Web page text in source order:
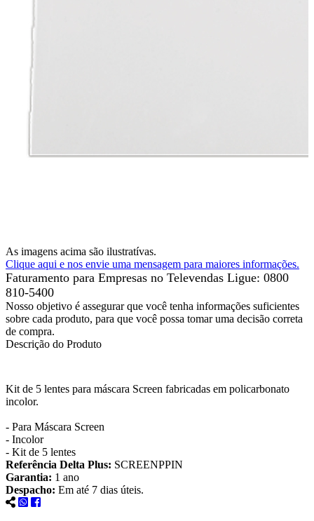
As imagens acima são ilustratívas.
Clique aqui e nos envie uma mensagem para maiores informações.
Faturamento para Empresas no Televendas Ligue: 0800
810-5400
Nosso objetivo é assegurar que você tenha informações suficientes
sobre cada produto, para que você possa tomar uma decisão correta
de compra.
Descrição do Produto
Kit de 5 lentes para máscara Screen fabricadas em policarbonato
incolor.
- Para Máscara Screen
- Incolor
- Kit de 5 lentes
Referência Delta Plus: SCREENPPIN
Garantia: 1 ano
Despacho: Em até 7 dias úteis.